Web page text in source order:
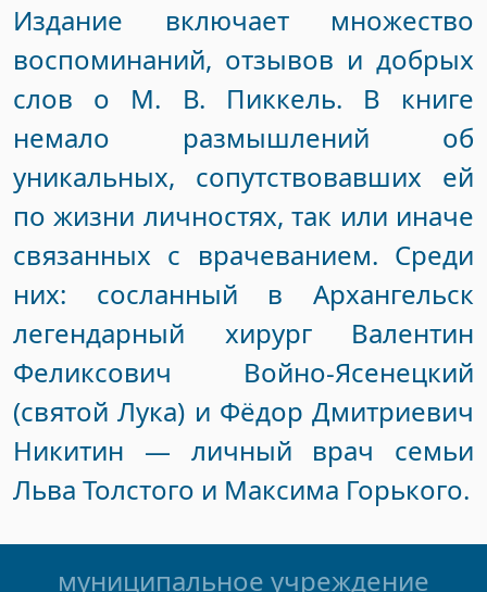
Издание включает множество
воспоминаний, отзывов и добрых
слов о М. В. Пиккель. В книге
немало размышлений об
уникальных, сопутствовавших ей
по жизни личностях, так или иначе
связанных с врачеванием. Среди
них: сосланный в Архангельск
легендарный хирург Валентин
Феликсович Войно-Ясенецкий
(святой Лука) и Фёдор Дмитриевич
Никитин — личный врач ceмьи
Льва Толстого и Максима Горького.
муниципальное учреждение